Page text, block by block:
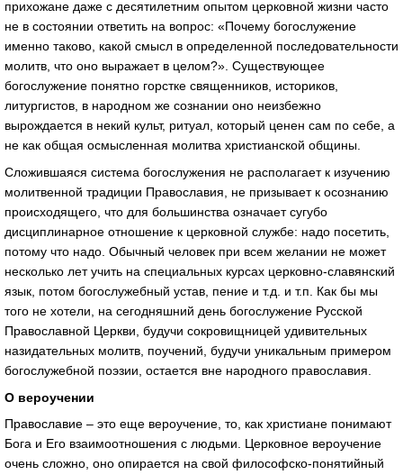
прихожане даже с десятилетним опытом церковной жизни часто
не в состоянии ответить на вопрос: «Почему богослужение
именно таково, какой смысл в определенной последовательности
молитв, что оно выражает в целом?». Существующее
богослужение понятно горстке священников, историков,
литургистов, в народном же сознании оно неизбежно
вырождается в некий культ, ритуал, который ценен сам по себе, а
не как общая осмысленная молитва христианской общины.
Сложившаяся система богослужения не располагает к изучению
молитвенной традиции Православия, не призывает к осознанию
происходящего, что для большинства означает сугубо
дисциплинарное отношение к церковной службе: надо посетить,
потому что надо. Обычный человек при всем желании не может
несколько лет учить на специальных курсах церковно-славянский
язык, потом богослужебный устав, пение и т.д. и т.п. Как бы мы
того не хотели, на сегодняшний день богослужение Русской
Православной Церкви, будучи сокровищницей удивительных
назидательных молитв, поучений, будучи уникальным примером
богослужебной поэзии, остается вне народного православия.
О вероучении
Православие – это еще вероучение, то, как христиане понимают
Бога и Его взаимоотношения с людьми. Церковное вероучение
очень сложно, оно опирается на свой философско-понятийный